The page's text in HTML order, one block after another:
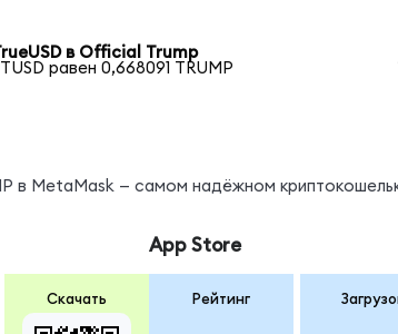
в Official Trump
TUSD равен 0,668091 TRUMP
в MetaMask — самом надёжном
Скачать
App Store
Рейтинг